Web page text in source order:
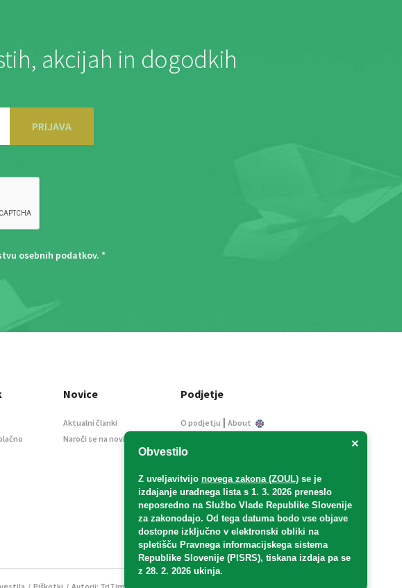
akcijah in dogodkih
PRIJAVA
osebnih podatkov. *
×
Obvestilo
Z uveljavitvijo novega zakona (ZOUL) se je
izdajanje uradnega lista s 1. 3. 2026 preneslo
neposredno na Službo Vlade Republike Slovenije
za zakonodajo. Od tega datuma bodo vse objave
dostopne izključno v elektronski obliki na
spletišču Pravnega informacijskega sistema
Republike Slovenije (PISRS), tiskana izdaja pa se
z 28. 2. 2026 ukinja.
Novice
Aktualni članki
Naroči se na novice
Podjetje
O podjetju | About
Informacije javnega
Oglaševanje
Splošni pogoji
Izjava o varstvu osebnih
podatkov
E-dražbe